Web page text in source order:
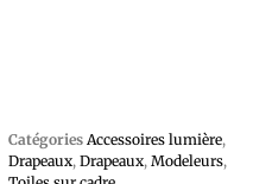
Catégories Accessoires lumière,
Drapeaux, Drapeaux, Modeleurs,